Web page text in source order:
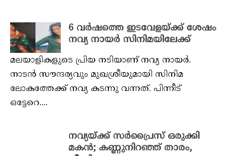
6 വർഷത്തെ ഇടവേളയ്ക്ക് ശേഷം
നവ്യ നായർ സിനിമയിലേക്ക്
മലയാളികളുടെ പ്രിയ നടിയാണ് നവ്യ നായർ.
നാടൻ സൗന്ദര്യവും മുഖശ്രീയുമായി സിനിമ
ലോകത്തേക്ക് നവ്യ കടന്നു വന്നത്. പിന്നീട്
ഒട്ടേറെ....
നവ്യയ്ക്ക് സർപ്രൈസ് ഒരുക്കി
മകൻ; കണ്ണുനിറഞ്ഞ് താരം,